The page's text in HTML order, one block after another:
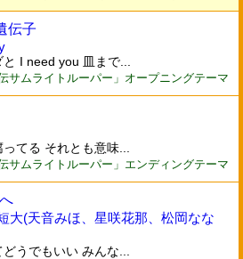
伝子
I need you 皿まで...
サムライトルーパー」オープニングテーマ
てる それとも意味...
サムライトルーパー」エンディングテーマ
大(天音みほ、星咲花那、松岡なな
うでもいい みんな...